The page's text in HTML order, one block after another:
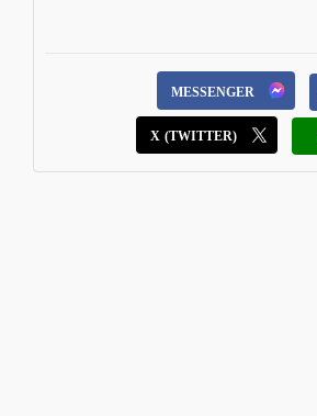
MESSENGER
X (TWITTER)